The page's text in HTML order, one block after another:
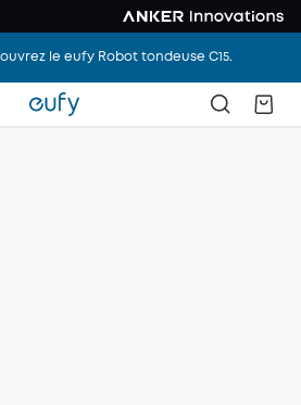
le eufy Robot tondeuse C15.